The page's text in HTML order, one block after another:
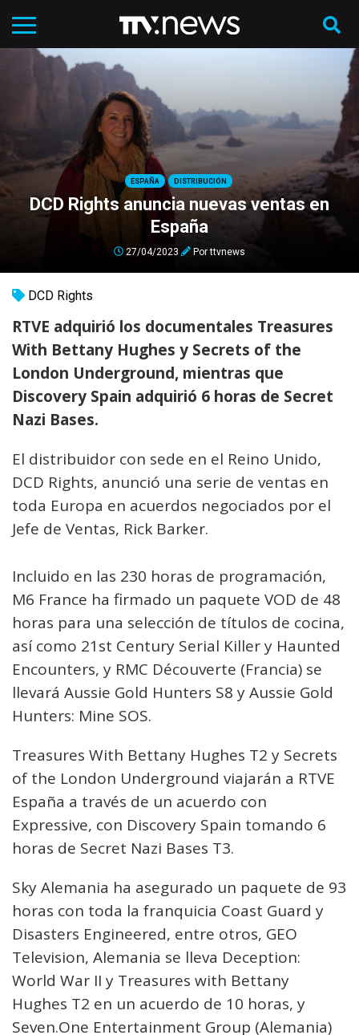
ESPAÑA DISTRIBUCIÓN
DCD Rights anuncia nuevas ventas en
España
27/04/2023 Porttvnews
DCD Rights
RTVE adquirió los documentales Treasures
With Bettany Hughes y Secrets of the
London Underground, mientras que
Discovery Spain adquirió 6 horas de Secret
Nazi Bases.
El distribuidor con sede en el Reino Unido,
DCD Rights, anunció una serie de ventas en
toda Europa en acuerdos negociados por el
Jefe de Ventas, Rick Barker.
Incluido en las 230 horas de programación,
M6 France ha firmado un paquete VOD de 48
horas para una selección de títulos de cocina,
así como 21st Century Serial Killer y Haunted
Encounters, y RMC Découverte (Francia) se
llevará Aussie Gold Hunters S8 y Aussie Gold
Hunters: Mine SOS.
Treasures With Bettany Hughes T2 y Secrets
of the London Underground viajarán a RTVE
España a través de un acuerdo con
Expressive, con Discovery Spain tomando 6
horas de Secret Nazi Bases T3.
Sky Alemania ha asegurado un paquete de 93
horas con toda la franquicia Coast Guard y
Disasters Engineered, entre otros, GEO
Television, Alemania se lleva Deception:
World War II y Treasures with Bettany
Hughes T2 en un acuerdo de 10 horas, y
Seven.One Entertainment Group (Alemania)